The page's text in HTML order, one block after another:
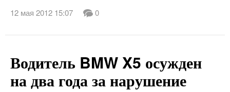
12 мая 2012 15:07 0
Водитель BMW X5 осужден
на два года за нарушение